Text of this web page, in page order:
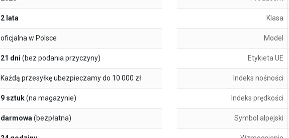
2 lata
oficjalna w Polsce
21 dni (bez podania przyczyny)
Każdą przesyłkę ubezpieczamy do 10 000 zł
9 sztuk(na magazynie)
darmowa(bezpłatna)
Klasa
Model
Etykieta UE
Indeks nośności
Indeks prędkości
Symbol alpejski